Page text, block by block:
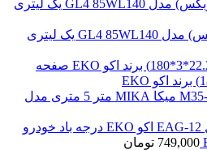
واسکازین(روغن گیربکس) مدل GL4 85WL140 یک لیتری
صفحه
متر 5 متری مدل
درجه باد خودرو
749,000 تومان